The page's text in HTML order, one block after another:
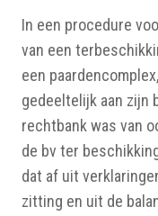
In een procedure
van een
een
gedeeltelijk aan zijn
rechtbank was van
de bv ter
dat af uit
zitting en uit de